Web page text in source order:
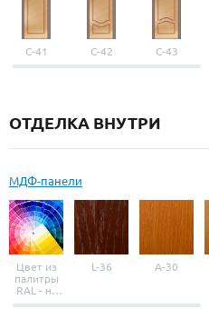
С-41 С-42 С-43
ОТДЕЛКА ВНУТРИ
МДФ-панели
Цвет из
палитры
RAL - на
выбор
L-36 A-30